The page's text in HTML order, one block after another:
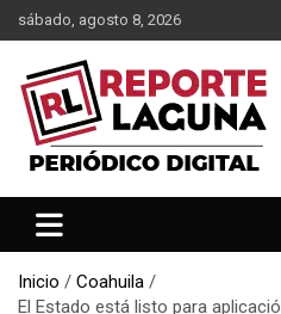
Saltar
al
contenido
sábado, agosto 8, 2026
Reporte Laguna
Inicio
Coahuila
El Estado está listo para